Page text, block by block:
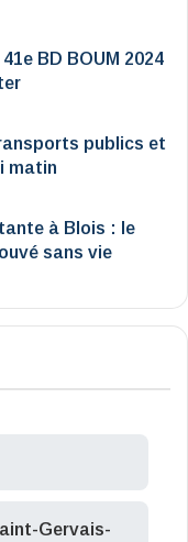
BD BOUM 2024
publics et
matin
à Blois : le
sans vie
Gervais-